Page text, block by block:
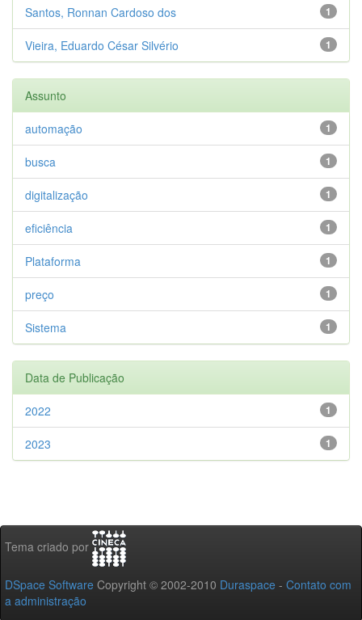
1
Santos, Ronnan Cardoso dos
1
Vieira, Eduardo César Silvério
Assunto
1
automação
1
busca
1
digitalização
1
eficiência
1
Plataforma
1
preço
1
Sistema
Data de Publicação
1
2022
1
2023
Tema criado por
DSpace Software Copyright © 2002-2010 Duraspace - Contato com
a administração